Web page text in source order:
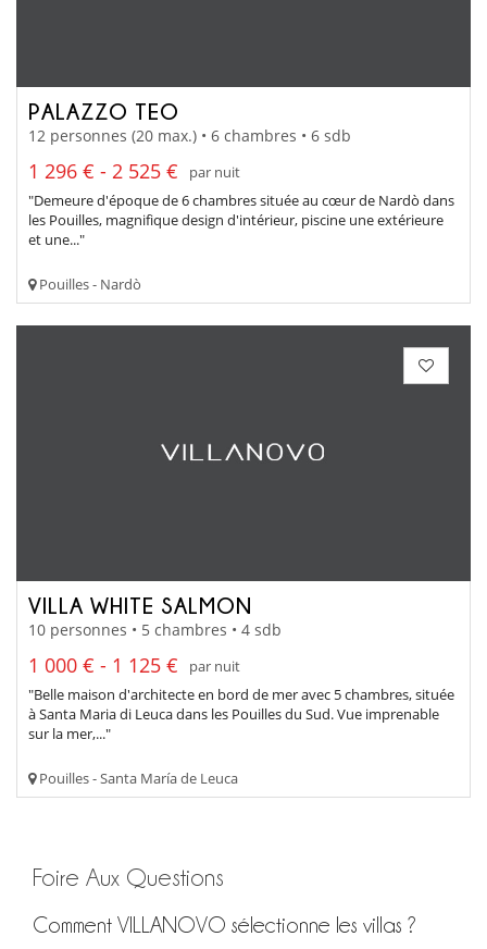
PALAZZO TEO
12 personnes (20 max.) • 6 chambres • 6 sdb
1 296 € - 2 525 €
par nuit
"Demeure d'époque de 6 chambres située au cœur de Nardò dans
les Pouilles, magnifique design d'intérieur, piscine une extérieure
et une..."
Pouilles - Nardò
VILLA WHITE SALMON
10 personnes • 5 chambres • 4 sdb
1 000 € - 1 125 €
par nuit
"Belle maison d'architecte en bord de mer avec 5 chambres, située
à Santa Maria di Leuca dans les Pouilles du Sud. Vue imprenable
sur la mer,..."
Pouilles - Santa María de Leuca
Foire Aux Questions
Comment VILLANOVO sélectionne les villas ?